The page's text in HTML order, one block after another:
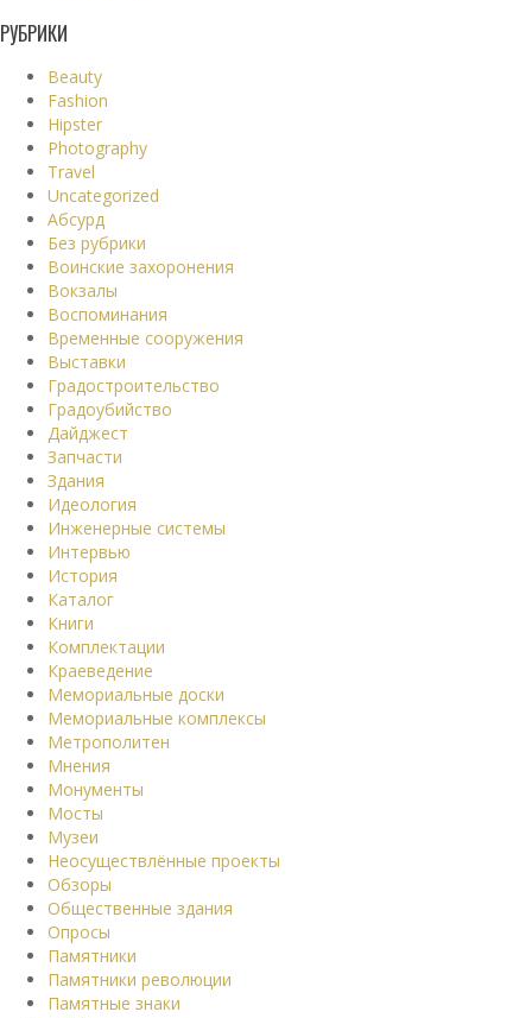
РУБРИКИ
Beauty
Fashion
Hipster
Photography
Travel
Uncategorized
Абсурд
Без рубрики
Воинские захоронения
Вокзалы
Воспоминания
Временные сооружения
Выставки
Градостроительство
Градоубийство
Дайджест
Запчасти
Здания
Идеология
Инженерные системы
Интервью
История
Каталог
Книги
Комплектации
Краеведение
Мемориальные доски
Мемориальные комплексы
Метрополитен
Мнения
Монументы
Мосты
Музеи
Неосуществлённые проекты
Обзоры
Общественные здания
Опросы
Памятники
Памятники революции
Памятные знаки